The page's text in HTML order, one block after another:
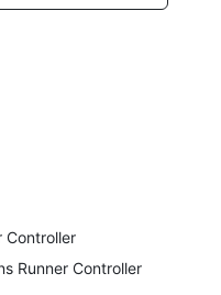
Controller
Runner Controller